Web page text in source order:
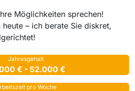
Möglichkeiten sprechen!
– ich berate Sie diskret,
Jahresgehalt
€ - 52.000 €
pro Woche